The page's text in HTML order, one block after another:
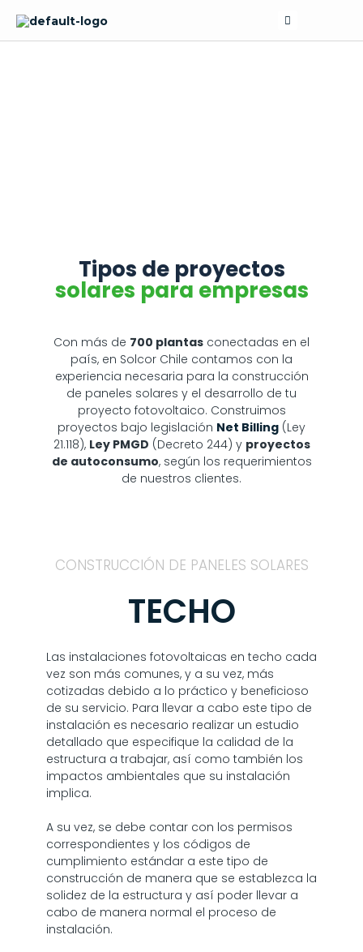
content
Tipos de proyectos
solares para empresas
Con más de 700 plantas conectadas en el
país, en Solcor Chile contamos con la
experiencia necesaria para la construcción
de paneles solares y el desarrollo de tu
proyecto fotovoltaico. Construimos
proyectos bajo legislación Net Billing (Ley
21.118), Ley PMGD (Decreto 244) y proyectos
de autoconsumo, según los requerimientos
de nuestros clientes.
CONSTRUCCIÓN DE PANELES SOLARES
TECHO
Las instalaciones fotovoltaicas en techo cada
vez son más comunes, y a su vez, más
cotizadas debido a lo práctico y beneficioso
de su servicio. Para llevar a cabo este tipo de
instalación es necesario realizar un estudio
detallado que especifique la calidad de la
estructura a trabajar, así como también los
impactos ambientales que su instalación
implica.
A su vez, se debe contar con los permisos
correspondientes y los códigos de
cumplimiento estándar a este tipo de
construcción de manera que se establezca la
solidez de la estructura y así poder llevar a
cabo de manera normal el proceso de
instalación.